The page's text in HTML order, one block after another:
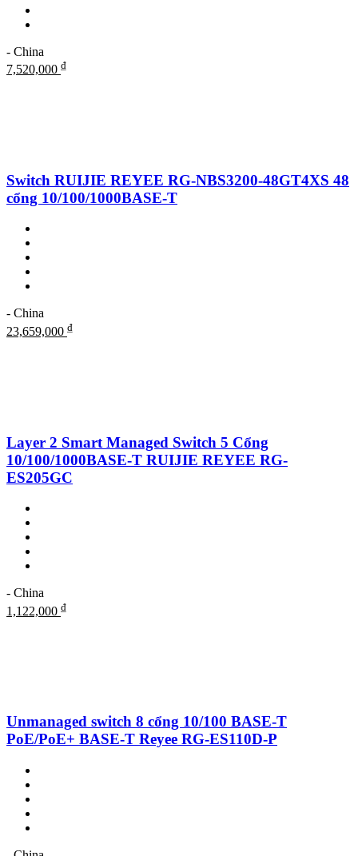
- China
7,520,000 ₫
Switch RUIJIE REYEE RG-NBS3200-48GT4XS 48
cổng 10/100/1000BASE-T
- China
23,659,000 ₫
Layer 2 Smart Managed Switch 5 Cổng
10/100/1000BASE-T RUIJIE REYEE RG-
ES205GC
- China
1,122,000 ₫
Unmanaged switch 8 cổng 10/100 BASE-T
PoE/PoE+ BASE-T Reyee RG-ES110D-P